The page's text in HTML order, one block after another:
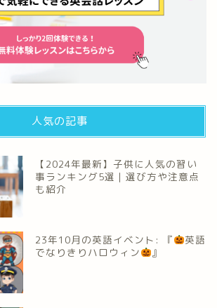
人気の記事
【2024年最新】子供に人気の習い
事ランキング5選｜選び方や注意点
も紹介
23年10月の英語イベント: 『
英語
でなりきりハロウィン
』